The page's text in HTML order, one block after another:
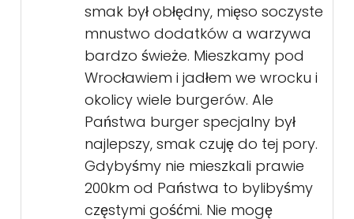
smak był obłędny, mięso soczyste
mnustwo dodatków a warzywa
bardzo świeże. Mieszkamy pod
Wrocławiem i jadłem we wrocku i
okolicy wiele burgerów. Ale
Państwa burger specjalny był
najlepszy, smak czuję do tej pory.
Gdybyśmy nie mieszkali prawie
200km od Państwa to bylibyśmy
częstymi gośćmi. Nie mogę